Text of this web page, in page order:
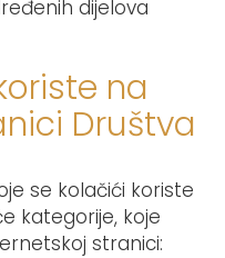
dijelova
na
Društva
se kolačići koriste
kategorije, koje
stranici: